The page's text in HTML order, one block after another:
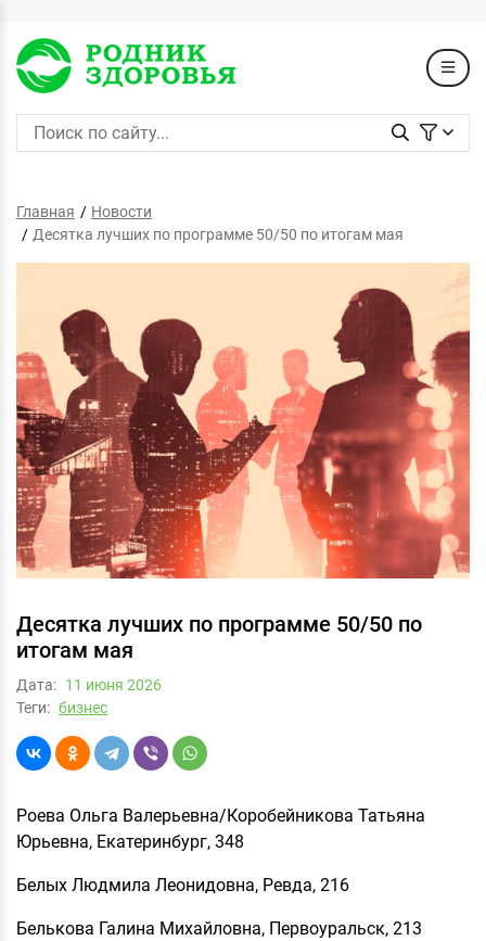
Главная
Новости
Десятка лучших по программе 50/50 по итогам мая
Десятка лучших по программе 50/50 по
итогам мая
Дата: 11 июня 2026
Теги: бизнес
Роева Ольга Валерьевна/Коробейникова Татьяна
Юрьевна, Екатеринбург, 348
Белых Людмила Леонидовна, Ревда, 216
Белькова Галина Михайловна, Первоуральск, 213